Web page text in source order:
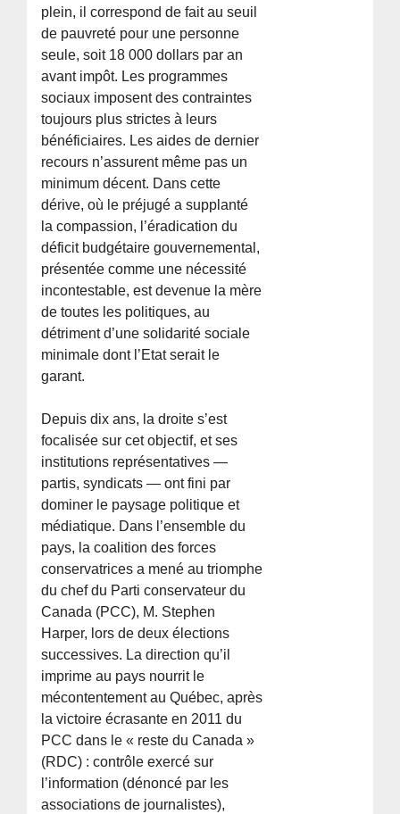
plein, il correspond de fait au seuil
de pauvreté pour une personne
seule, soit 18 000 dollars par an
avant impôt. Les programmes
sociaux imposent des contraintes
toujours plus strictes à leurs
bénéficiaires. Les aides de dernier
recours n’assurent même pas un
minimum décent. Dans cette
dérive, où le préjugé a supplanté
la compassion, l’éradication du
déficit budgétaire gouvernemental,
présentée comme une nécessité
incontestable, est devenue la mère
de toutes les politiques, au
détriment d’une solidarité sociale
minimale dont l’Etat serait le
garant.
Depuis dix ans, la droite s’est
focalisée sur cet objectif, et ses
institutions représentatives —
partis, syndicats — ont fini par
dominer le paysage politique et
médiatique. Dans l’ensemble du
pays, la coalition des forces
conservatrices a mené au triomphe
du chef du Parti conservateur du
Canada (PCC), M. Stephen
Harper, lors de deux élections
successives. La direction qu’il
imprime au pays nourrit le
mécontentement au Québec, après
la victoire écrasante en 2011 du
PCC dans le « reste du Canada »
(RDC) : contrôle exercé sur
l’information (dénoncé par les
associations de journalistes),